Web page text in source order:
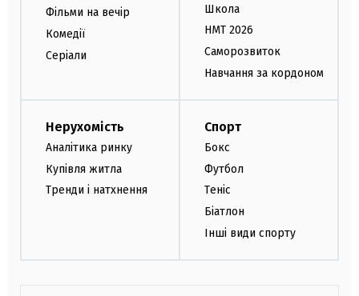
Фільми на вечір
Комедії
Серіали
Школа
НМТ 2026
Саморозвиток
Навчання за кордоном
Нерухомість
Аналітика ринку
Купівля житла
Тренди і натхнення
Спорт
Бокс
Футбол
Теніс
Біатлон
Інші види спорту